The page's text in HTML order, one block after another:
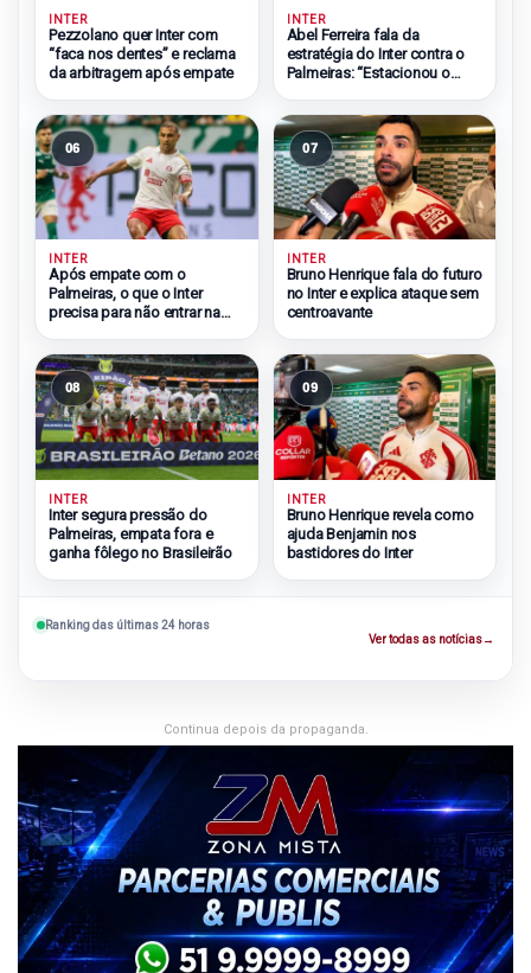
INTER
Pezzolano quer Inter com
“faca nos dentes” e reclama
da arbitragem após empate
INTER
Abel Ferreira fala da
estratégia do Inter contra o
Palmeiras: “Estacionou o
06
INTER
Após empate com o
Palmeiras, o que o Inter
precisa para não entrar na
07
INTER
Bruno Henrique fala do futuro
no Inter e explica ataque sem
centroavante
08
INTER
Inter segura pressão do
Palmeiras, empata fora e
ganha fôlego no Brasileirão
09
INTER
Bruno Henrique revela como
ajuda Benjamin nos
bastidores do Inter
Ranking das últimas 24 horas
Ver todas as notícias→
Continua depois da propaganda.